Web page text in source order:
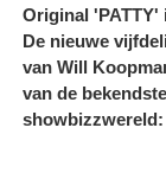
Original 'PATTY'
De nieuwe
van Will
van de